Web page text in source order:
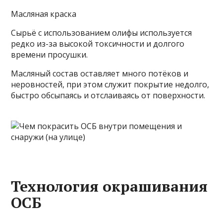
Масляная краска
Сырьё с использованием олифы используется
редко из-за высокой токсичности и долгого
времени просушки.
Масляный состав оставляет много потёков и
неровностей, при этом служит покрытие недолго,
быстро обсыпаясь и отслаиваясь от поверхности.
Технология окрашивания
ОСБ